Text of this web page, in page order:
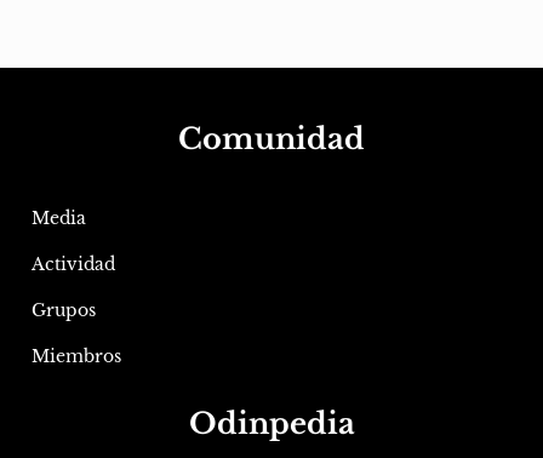
Comunidad
Media
Actividad
Grupos
Miembros
Odinpedia